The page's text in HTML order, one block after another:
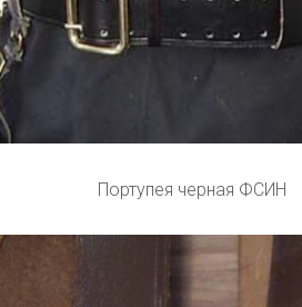
Портупея черная ФСИН